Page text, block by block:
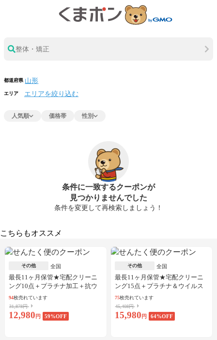
整体・矯正
都道府県
エリア エリアを絞り込む
人気順 価格帯 性別
条件に一致するクーポンが
見つかりませんでした
条件を変更して再検索しましょう！
こちらもオススメ
その他 全国
最長11ヶ月保管★宅配クリーニ
ング10点＋プラチナ加工＋抗ウ
イルス加工
94枚売れています
31,878円
12,980 円 59%OFF
その他 全国
最長11ヶ月保管★宅配クリーニ
ング15点＋プラチナ＆ウイルス
加工
75枚売れています
45,408円
15,980 円 64%OFF